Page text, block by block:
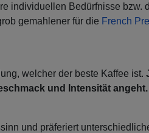
individuellen Bedürfnisse bzw.
gemahlener für die French
welcher der beste Kaffee ist.
und Intensität angeht.
und präferiert